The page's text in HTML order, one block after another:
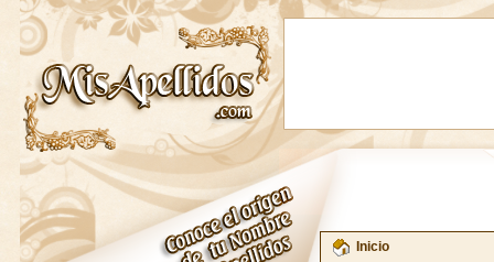
Inicio